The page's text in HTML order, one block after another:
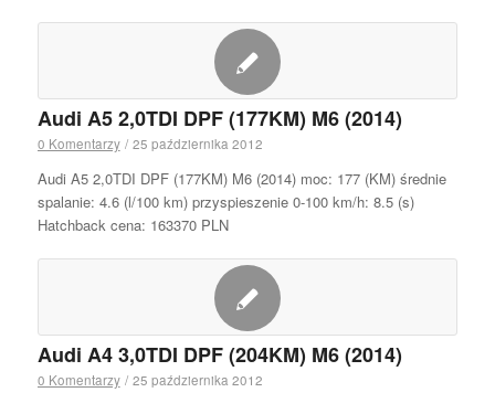
Audi A5 2,0TDI DPF (177KM) M6 (2014)
0 Komentarzy / 25 października 2012
Audi A5 2,0TDI DPF (177KM) M6 (2014) moc: 177 (KM) średnie
spalanie: 4.6 (l/100 km) przyspieszenie 0-100 km/h: 8.5 (s)
Hatchback cena: 163370 PLN
Audi A4 3,0TDI DPF (204KM) M6 (2014)
0 Komentarzy / 25 października 2012